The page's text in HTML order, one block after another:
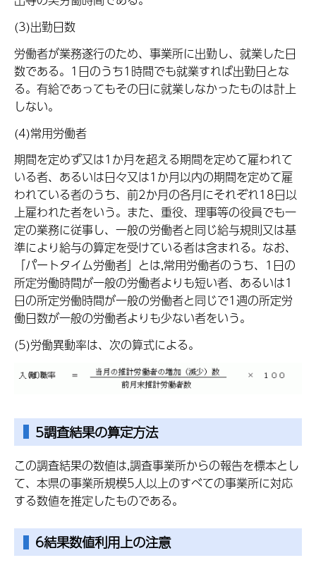
(3)出勤日数
労働者が業務遂行のため、事業所に出勤し、就業した日
数である。1日のうち1時間でも就業すれば出勤日とな
る。有給であってもその日に就業しなかったものは計上
しない。
(4)常用労働者
期間を定めず又は1か月を超える期間を定めて雇われて
いる者、あるいは日々又は1か月以内の期間を定めて雇
われている者のうち、前2か月の各月にそれぞれ18日以
上雇われた者をいう。また、重役、理事等の役員でも一
定の業務に従事し、一般の労働者と同じ給与規則又は基
準により給与の算定を受けている者は含まれる。なお、
「パートタイム労働者」とは,常用労働者のうち、1日の
所定労働時間が一般の労働者よりも短い者、あるいは1
日の所定労働時間が一般の労働者と同じで1週の所定労
働日数が一般の労働者よりも少ない者をいう。
(5)労働異動率は、次の算式による。
5調査結果の算定方法
この調査結果の数値は,調査事業所からの報告を標本とし
て、本県の事業所規模5人以上のすべての事業所に対応
する数値を推定したものである。
6結果数値利用上の注意